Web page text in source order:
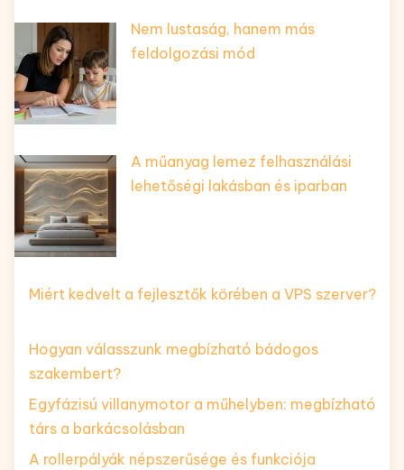
Nem lustaság, hanem más
feldolgozási mód
A műanyag lemez felhasználási
lehetőségi lakásban és iparban
Miért kedvelt a fejlesztők körében a VPS szerver?
Hogyan válasszunk megbízható bádogos
szakembert?
Egyfázisú villanymotor a műhelyben: megbízható
társ a barkácsolásban
A rollerpályák népszerűsége és funkciója